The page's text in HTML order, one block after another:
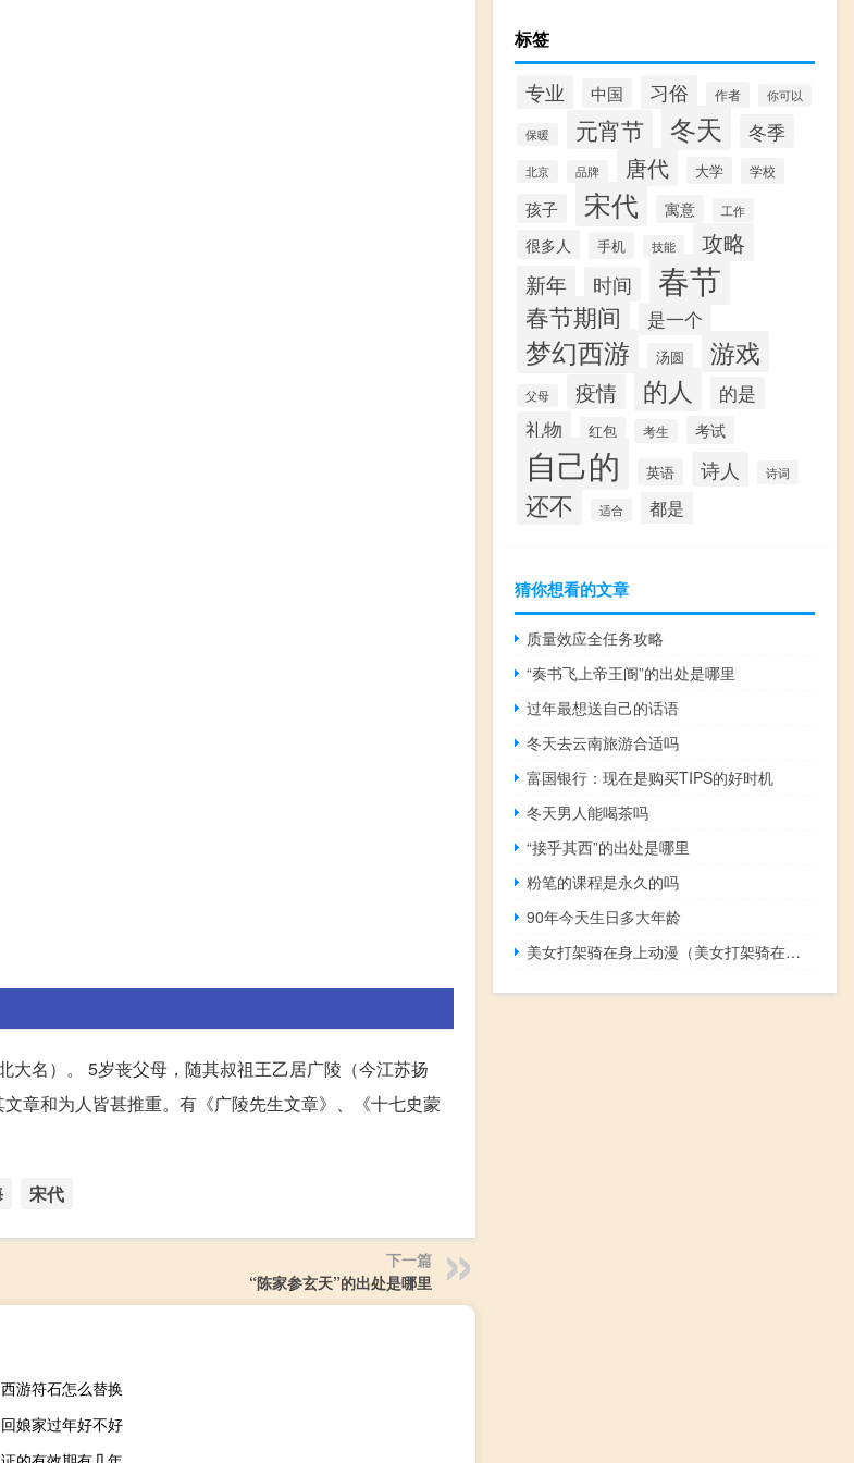
名）。 5岁丧父母，随其叔祖王乙居广陵（今江苏扬
章和为人皆甚推重。有《广陵先生文章》、《十七史蒙
宋代
下一篇
“陈家参玄天”的出处是哪里
游符石怎么替换
娘家过年好不好
标签
专业 中国 习俗 作者 你可以
保暖 元宵节 冬天 冬季
北京 品牌 唐代 大学 学校
孩子 宋代 寓意 工作
很多人 手机 技能 攻略
新年 时间 春节
春节期间 是一个
梦幻西游 汤圆 游戏
父母 疫情 的人 的是
礼物 红包 考生 考试
自己的 英语 诗人 诗词
还不 适合 都是
猜你想看的文章
质量效应全任务攻略
“奏书飞上帝王阍”的出处是哪里
过年最想送自己的话语
冬天去云南旅游合适吗
富国银行：现在是购买TIPS的好时机
冬天男人能喝茶吗
“接乎其西”的出处是哪里
粉笔的课程是永久的吗
90年今天生日多大年龄
美女打架骑在身上动漫（美女打架骑在身上）